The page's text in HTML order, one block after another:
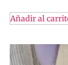
Añadir al